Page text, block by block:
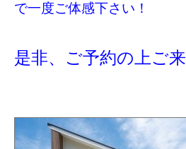
で一度ご体感下さい！
是非、ご予約の上ご